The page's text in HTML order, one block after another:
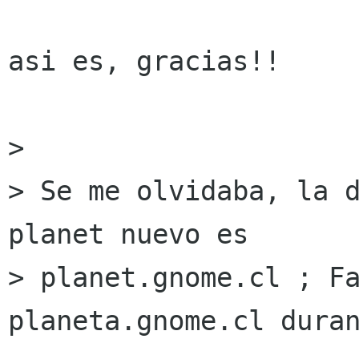
asi es, gracias!!
>
> Se me olvidaba, la
planet nuevo es
> planet.gnome.cl ;
planeta.gnome.cl